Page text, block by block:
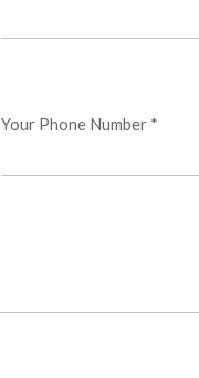
Your Phone Number *